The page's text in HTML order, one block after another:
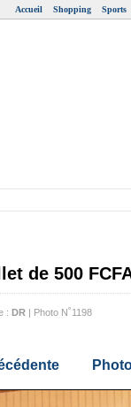
Accueil Shopping Sports
de 500
: DR | Photo N˚1198